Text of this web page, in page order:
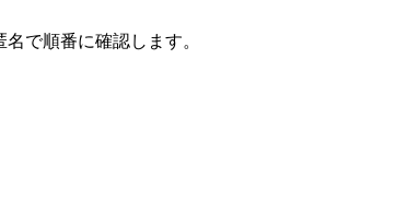
名で順番に確認します。